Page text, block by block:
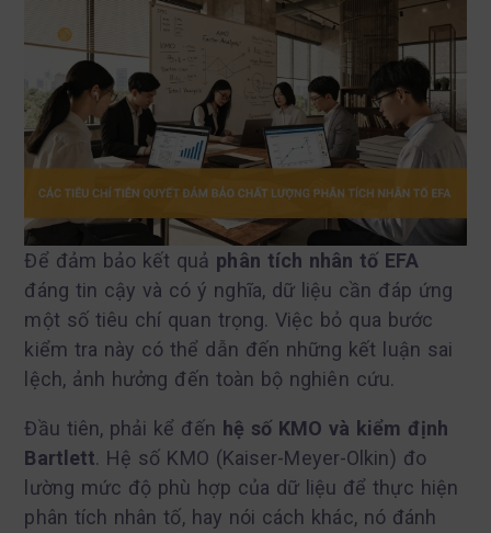
Để đảm bảo kết quả phân tích nhân tố EFA
đáng tin cậy và có ý nghĩa, dữ liệu cần đáp ứng
một số tiêu chí quan trọng. Việc bỏ qua bước
kiểm tra này có thể dẫn đến những kết luận sai
lệch, ảnh hưởng đến toàn bộ nghiên cứu.
Đầu tiên, phải kể đến hệ số KMO và kiểm định
Bartlett. Hệ số KMO (Kaiser-Meyer-Olkin) đo
lường mức độ phù hợp của dữ liệu để thực hiện
phân tích nhân tố, hay nói cách khác, nó đánh